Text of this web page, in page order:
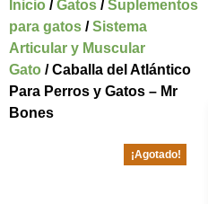
Inicio /Gatos /Suplementos
para gatos /Sistema
Articular y Muscular
Gato / Caballa del Atlántico
Para Perros y Gatos – Mr
Bones
¡Agotado!